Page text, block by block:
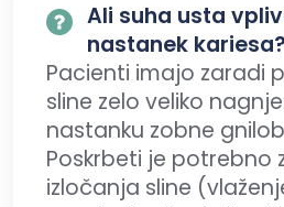
Ali suha usta
nastanek kariesa?
Pacienti imajo zaradi
sline zelo veliko
nastanku zobne
Poskrbeti je potrebno
izločanja sline